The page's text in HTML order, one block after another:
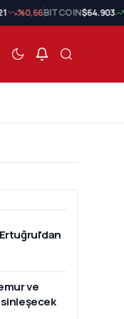
%0,66BITCOIN$64.903
ve